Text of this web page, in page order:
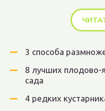
3 способа
8 лучших плодово-
сада
4 редких